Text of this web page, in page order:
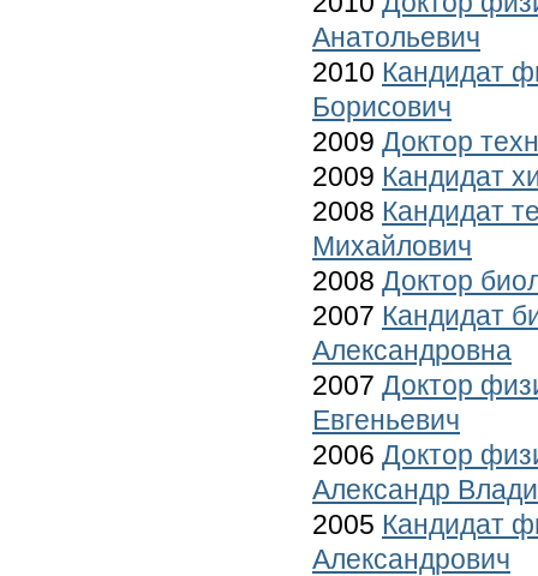
Анатольевич
2010 Кандидат
Борисович
2009 Доктор
2009 Кандидат
2008 Кандидат
Михайлович
2008 Доктор
2007 Кандидат
Александровна
2007 Доктор
Евгеньевич
2006 Доктор
Александр
2005 Кандидат
Александрович